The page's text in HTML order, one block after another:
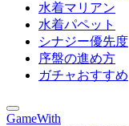
水着マリアン
水着パペット
シナジー優先度
序盤の進め方
ガチャおすすめ
GameWith